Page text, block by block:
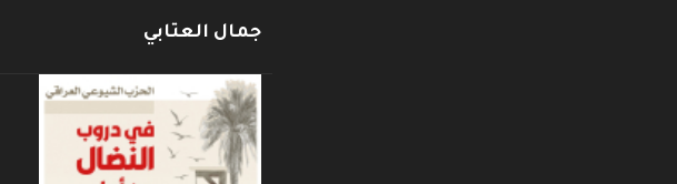
جمال العتابي